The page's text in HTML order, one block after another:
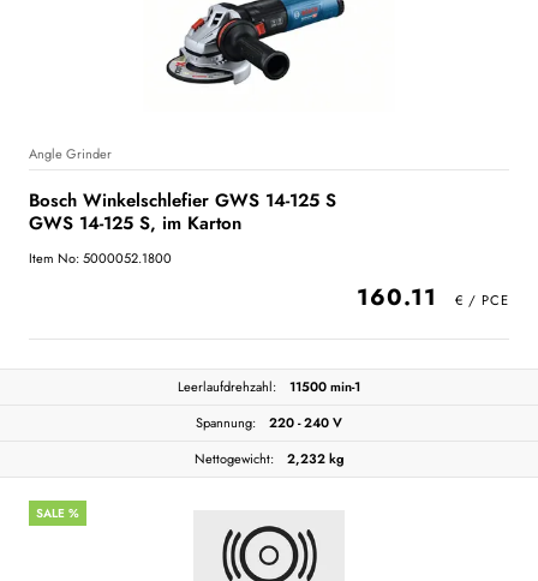
Angle Grinder
Bosch Winkelschlefier GWS 14-125 S
GWS 14-125 S, im Karton
Item No: 5000052.1800
160.11
Leerlaufdrehzahl:
11500 min-1
Spannung:
220 - 240 V
Nettogewicht:
2,232 kg
SALE %